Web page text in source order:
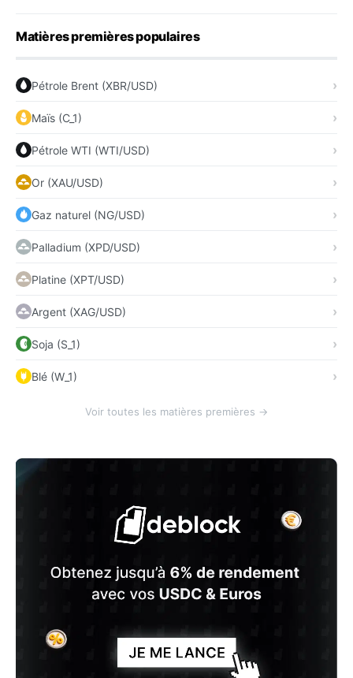
Matières premières populaires
Pétrole Brent (XBR/USD)
Maïs (C_1)
Pétrole WTI (WTI/USD)
Or (XAU/USD)
Gaz naturel (NG/USD)
Palladium (XPD/USD)
Platine (XPT/USD)
Argent (XAG/USD)
Soja (S_1)
Blé (W_1)
Voir toutes les matières premières →